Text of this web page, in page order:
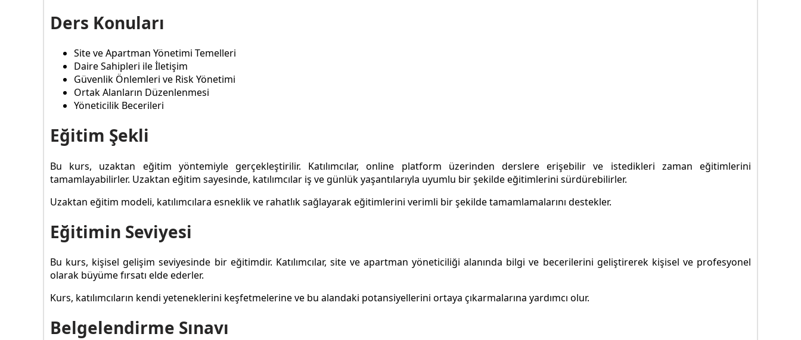
Ders Konuları
Site ve Apartman Yönetimi Temelleri
Daire Sahipleri ile İletişim
Güvenlik Önlemleri ve Risk Yönetimi
Ortak Alanların Düzenlenmesi
Yöneticilik Becerileri
Eğitim Şekli
Bu kurs, uzaktan eğitim yöntemiyle gerçekleştirilir. Katılımcılar, online platform üzerinden derslere erişebilir ve istedikleri zaman eğitimlerini
tamamlayabilirler. Uzaktan eğitim sayesinde, katılımcılar iş ve günlük yaşantılarıyla uyumlu bir şekilde eğitimlerini sürdürebilirler.
Uzaktan eğitim modeli, katılımcılara esneklik ve rahatlık sağlayarak eğitimlerini verimli bir şekilde tamamlamalarını destekler.
Eğitimin Seviyesi
Bu kurs, kişisel gelişim seviyesinde bir eğitimdir. Katılımcılar, site ve apartman yöneticiliği alanında bilgi ve becerilerini geliştirerek kişisel ve profesyonel
olarak büyüme fırsatı elde ederler.
Kurs, katılımcıların kendi yeteneklerini keşfetmelerine ve bu alandaki potansiyellerini ortaya çıkarmalarına yardımcı olur.
Belgelendirme Sınavı